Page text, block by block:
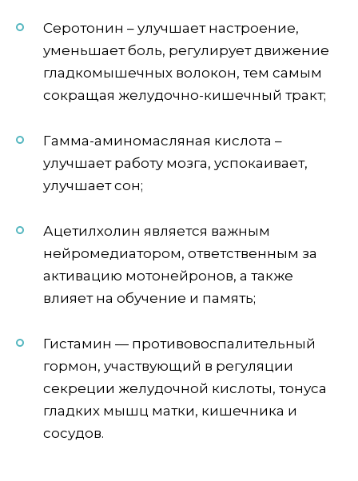
Серотонин – улучшает настроение,
уменьшает боль, регулирует движение
гладкомышечных волокон, тем самым
сокращая желудочно-кишечный тракт;
Гамма-аминомасляная кислота –
улучшает работу мозга, успокаивает,
улучшает сон;
Ацетилхолин является важным
нейромедиатором, ответственным за
активацию мотонейронов, а также
влияет на обучение и память;
Гистамин — противовоспалительный
гормон, участвующий в регуляции
секреции желудочной кислоты, тонуса
гладких мышц матки, кишечника и
сосудов.